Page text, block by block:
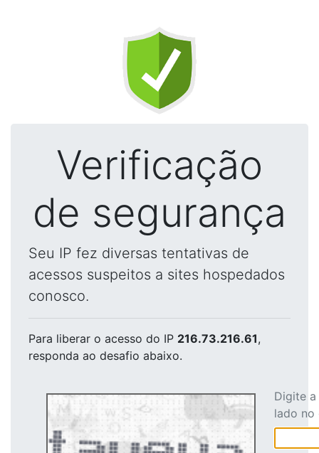
Verificação
de segurança
Seu IP fez diversas tentativas de
acessos suspeitos a sites hospedados
conosco.
Para liberar o acesso do IP 216.73.216.61,
responda ao desafio abaixo.
Digite
lado no